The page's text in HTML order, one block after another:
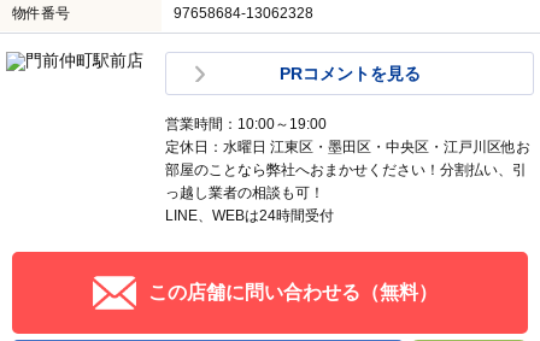
物件番号 97658684-13062328
PRコメントを見る
営業時間：10:00～19:00
定休日：水曜日 江東区・墨田区・中央区・江戸川区他お
部屋のことなら弊社へおまかせください！分割払い、引
っ越し業者の相談も可！
LINE、WEBは24時間受付
この店舗に問い合わせる（無料）